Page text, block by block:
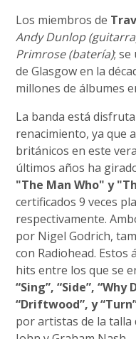
Los miembros de
Andy Dunlop
Primrose (batería); se
de Glasgow en la
millones de álbumes
La banda está
renacimiento, ya que
británicos en este
últimos años ha
"The Man Who" y
certificados 9 veces
respectivamente.
por Nigel Godrich,
con Radiohead. Estos
hits entre los que se
“Sing”, “Side”,
“Driftwood”, y
por artistas de la talla